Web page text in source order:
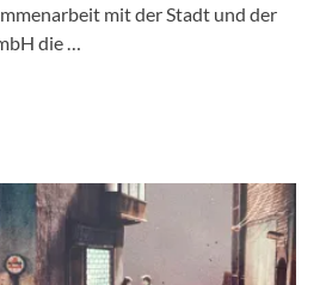
mit der Stadt und der
die …